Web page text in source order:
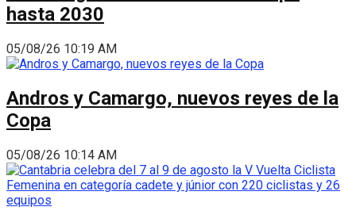
hasta 2030
05/08/26 10:19 AM
Andros y Camargo, nuevos reyes de la
Copa
05/08/26 10:14 AM